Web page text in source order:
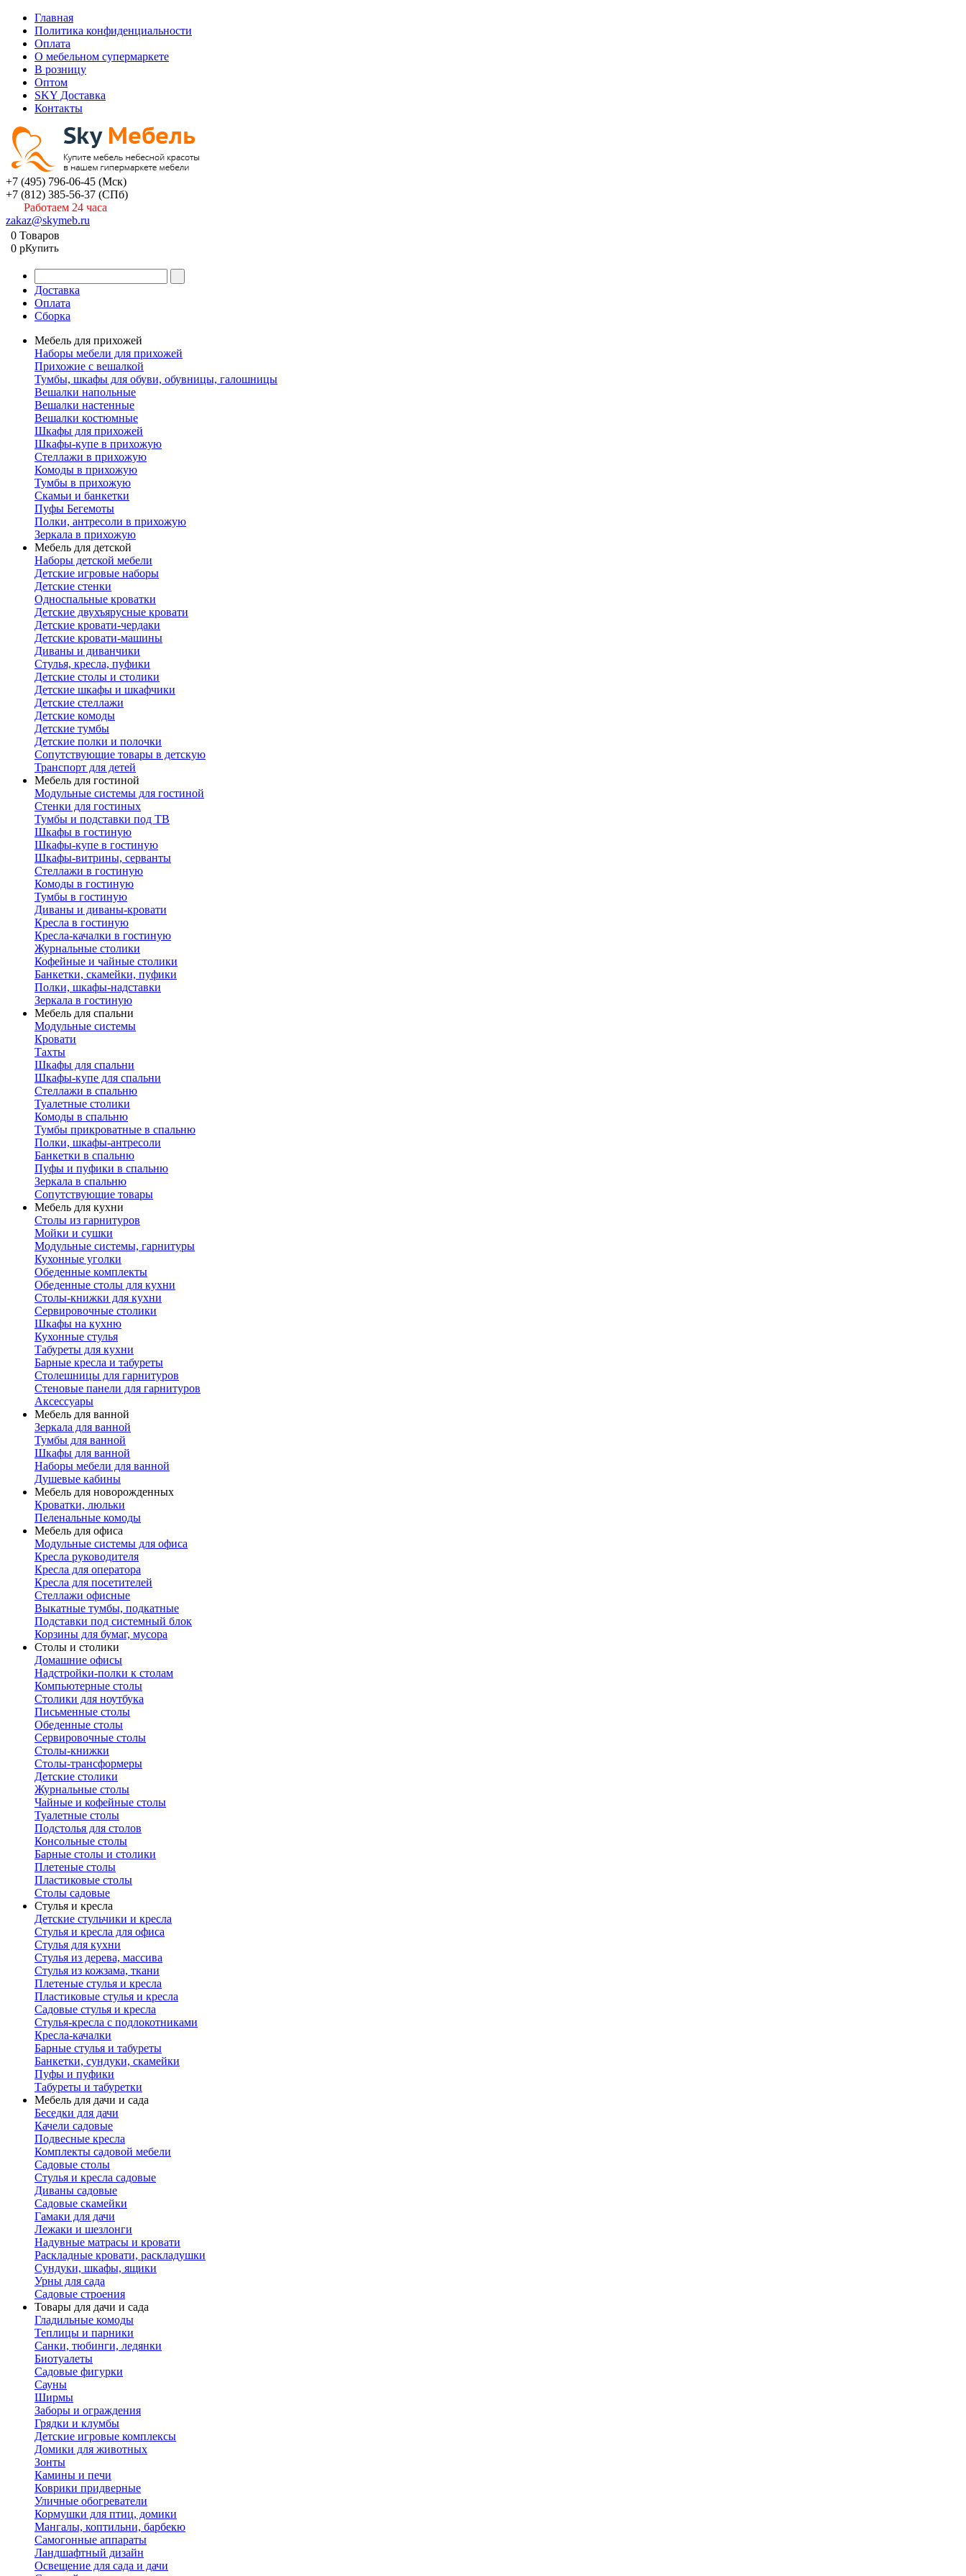
Главная
Политика конфиденциальности
Оплата
О мебельном супермаркете
В розницу
Оптом
SKY Доставка
Контакты
+7 (495) 796-06-45 (Мск)
+7 (812) 385-56-37 (СПб)
Работаем 24 часа
zakaz@skymeb.ru
0 Товаров
0 pКупить
Доставка
Оплата
Сборка
Мебель для прихожей
Наборы мебели для прихожей
Прихожие с вешалкой
Тумбы, шкафы для обуви, обувницы, галошницы
Вешалки напольные
Вешалки настенные
Вешалки костюмные
Шкафы для прихожей
Шкафы-купе в прихожую
Стеллажи в прихожую
Комоды в прихожую
Тумбы в прихожую
Скамьи и банкетки
Пуфы Бегемоты
Полки, антресоли в прихожую
Зеркала в прихожую
Мебель для детской
Наборы детской мебели
Детские игровые наборы
Детские стенки
Односпальные кроватки
Детские двухъярусные кровати
Детские кровати-чердаки
Детские кровати-машины
Диваны и диванчики
Стулья, кресла, пуфики
Детские столы и столики
Детские шкафы и шкафчики
Детские стеллажи
Детские комоды
Детские тумбы
Детские полки и полочки
Сопутствующие товары в детскую
Транспорт для детей
Мебель для гостиной
Модульные системы для гостиной
Стенки для гостиных
Тумбы и подставки под ТВ
Шкафы в гостиную
Шкафы-купе в гостиную
Шкафы-витрины, серванты
Стеллажи в гостиную
Комоды в гостиную
Тумбы в гостиную
Диваны и диваны-кровати
Кресла в гостиную
Кресла-качалки в гостиную
Журнальные столики
Кофейные и чайные столики
Банкетки, скамейки, пуфики
Полки, шкафы-надставки
Зеркала в гостиную
Мебель для спальни
Модульные системы
Кровати
Тахты
Шкафы для спальни
Шкафы-купе для спальни
Стеллажи в спальню
Туалетные столики
Комоды в спальню
Тумбы прикроватные в спальню
Полки, шкафы-антресоли
Банкетки в спальню
Пуфы и пуфики в спальню
Зеркала в спальню
Сопутствующие товары
Мебель для кухни
Столы из гарнитуров
Мойки и сушки
Модульные системы, гарнитуры
Кухонные уголки
Обеденные комплекты
Обеденные столы для кухни
Столы-книжки для кухни
Сервировочные столики
Шкафы на кухню
Кухонные стулья
Табуреты для кухни
Барные кресла и табуреты
Столешницы для гарнитуров
Стеновые панели для гарнитуров
Аксессуары
Мебель для ванной
Зеркала для ванной
Тумбы для ванной
Шкафы для ванной
Наборы мебели для ванной
Душевые кабины
Мебель для новорожденных
Кроватки, люльки
Пеленальные комоды
Мебель для офиса
Модульные системы для офиса
Кресла руководителя
Кресла для оператора
Кресла для посетителей
Стеллажи офисные
Выкатные тумбы, подкатные
Подставки под системный блок
Корзины для бумаг, мусора
Столы и столики
Домашние офисы
Надстройки-полки к столам
Компьютерные столы
Столики для ноутбука
Письменные столы
Обеденные столы
Сервировочные столы
Столы-книжки
Столы-трансформеры
Детские столики
Журнальные столы
Чайные и кофейные столы
Туалетные столы
Подстолья для столов
Консольные столы
Барные столы и столики
Плетеные столы
Пластиковые столы
Столы садовые
Стулья и кресла
Детские стульчики и кресла
Стулья и кресла для офиса
Стулья для кухни
Стулья из дерева, массива
Стулья из кожзама, ткани
Плетеные стулья и кресла
Пластиковые стулья и кресла
Садовые стулья и кресла
Стулья-кресла с подлокотниками
Кресла-качалки
Барные стулья и табуреты
Банкетки, сундуки, скамейки
Пуфы и пуфики
Табуреты и табуретки
Мебель для дачи и сада
Беседки для дачи
Качели садовые
Подвесные кресла
Комплекты садовой мебели
Садовые столы
Стулья и кресла садовые
Диваны садовые
Садовые скамейки
Гамаки для дачи
Лежаки и шезлонги
Надувные матрасы и кровати
Раскладные кровати, раскладушки
Сундуки, шкафы, ящики
Урны для сада
Садовые строения
Товары для дачи и сада
Гладильные комоды
Теплицы и парники
Санки, тюбинги, ледянки
Биотуалеты
Садовые фигурки
Сауны
Ширмы
Заборы и ограждения
Грядки и клумбы
Детские игровые комплексы
Домики для животных
Зонты
Камины и печи
Коврики придверные
Уличные обогреватели
Кормушки для птиц, домики
Мангалы, коптильни, барбекю
Самогонные аппараты
Ландшафтный дизайн
Освещение для сада и дачи